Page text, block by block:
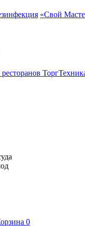
«Свой
0